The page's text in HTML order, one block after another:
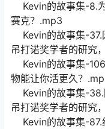
Kevin的故事集-8.
赛克？.mp3
Kevin的故事集-37.
吊打诺奖学者的研究
Kevin的故事集-
物能让你活更久？
Kevin的故事集-38.
吊打诺奖学者的研究
Kevin的故事集-87.